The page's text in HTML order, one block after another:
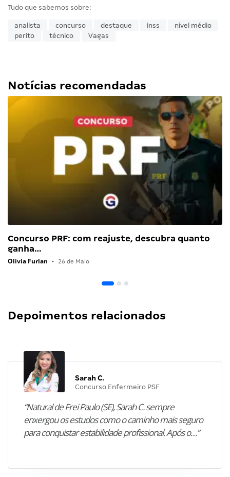
Tudo que sabemos sobre:
analista concurso destaque inss
nível médio
perito
técnico Vagas
Notícias recomendadas
Concurso PRF: com reajuste, descubra quanto
ganha…
Olivia Furlan • 26 de Maio
Depoimentos relacionados
Sarah C.
Concurso Enfermeiro PSF
“Natural de Frei Paulo (SE), Sarah C. sempre
enxergou os estudos como o caminho mais seguro
para conquistar estabilidade profissional. Após o…”